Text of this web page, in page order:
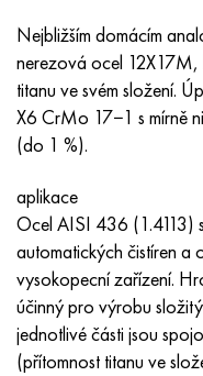
Nejbližším domácím
nerezová ocel 12X17M,
titanu ve svém složení.
X6 CrMo 17−1 s mírně
(do 1 %).
aplikace
Ocel AISI 436 (1.4113)
automatických čistíren a
vysokopecní zařízení.
účinný pro výrobu
jednotlivé části jsou
(přítomnost titanu ve
Nicrofer 5923 hMo
Nicrofer 6030
Nitronik 40
Nitronik 50
Nitronic 60
Nitronik 75
79NM, Magnifer 7904
80NM
80NMV-VI
80 NHS
81HMA
Druhy přesných slitin
HN75 MBTYu
XN75TBYu
XN77TYu
XN77TYUR
HN78Т
HN80TBY
V 6
TS-6
14 titan
SP -17
40 titan
1.4574 - Slitina PH 15-
1.4580 - AISI 316Cb
1,4597 - AISI 204Cu
Slitina 28 - 1,4563
Slitina 31 - 1,4562
Alloy 254smo® -
18X12VMBFR
20X12VNMF
20H3MMF
21NKMT
37X12N8G8MFB
40X10X2M
30hgsa, 30hgsa
30hgsn2a, 30hgsna
30xn2ma, 30CrNiMo8
30хн3а, 31nicr14
34khn3ma,
35hgs, 35hgs